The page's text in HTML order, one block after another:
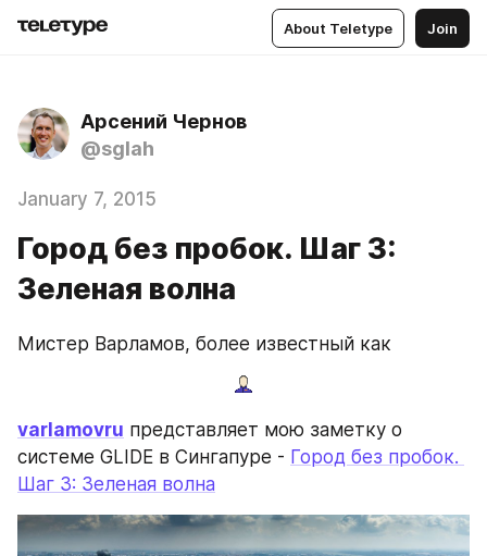
About Teletype Join
Арсений Чернов
@sglah
January 7, 2015
Город без пробок. Шаг 3:
Зеленая волна
Мистер Варламов, более известный как
varlamovru представляет мою заметку о
системе GLIDE в Сингапуре - Город без пробок.
Шаг 3: Зеленая волна